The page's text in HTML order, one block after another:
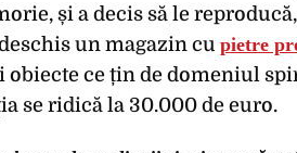
și a decis să le
un magazin cu pietre
obiecte ce țin de domeniul
se ridică la 30.000 de euro.